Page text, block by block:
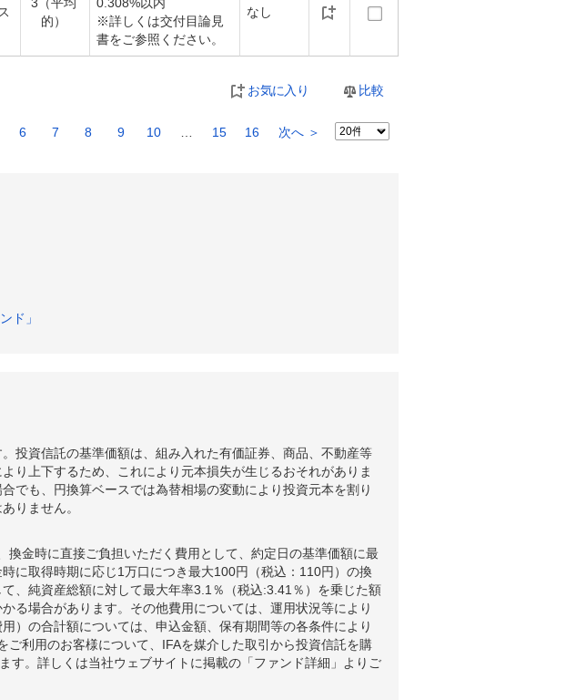
的）
※詳しくは交付目論見
書をご参照ください。
なし
比較
お気に入り
6 7 8 9 10 15 16 次へ ＞
ド」
投資信託の基準価額は、組み入れた有価証券、商品、不動産等
り上下するため、これにより元本損失が生じるおそれがありま
でも、円換算ベースでは為替相場の変動により投資元本を割り
りません。
金時に直接ご負担いただく費用として、約定日の基準価額に最
に取得時期に応じ1万口につき最大100円（税込：110円）の換
、純資産総額に対して最大年率3.1％（税込:3.41％）を乗じた額
る場合があります。その他費用については、運用状況等により
）の合計額については、申込金額、保有期間等の各条件により
利用のお客様について、IFAを媒介した取引から投資信託を購
す。詳しくは当社ウェブサイトに掲載の「ファンド詳細」よりご